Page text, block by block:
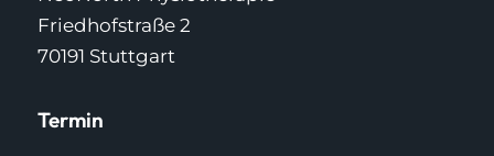
Friedhofstraße 2
70191 Stuttgart
Termin